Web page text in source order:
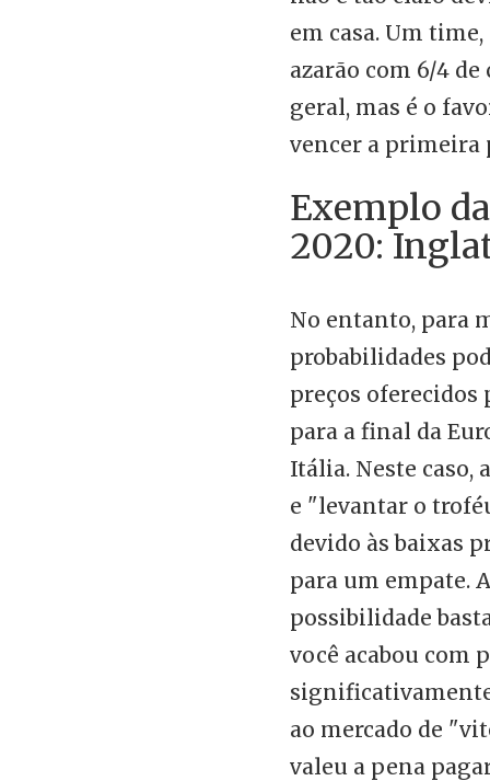
em casa. Um
azarão com 6/4
geral, mas é o
vencer a primeira
Exemplo
2020:
No entanto, para
probabilidades
preços oferecidos
para a final da
Itália. Neste
e "levantar o
devido às baixas
para um empate.
possibilidade
você acabou com
ao mercado de
valeu a pena